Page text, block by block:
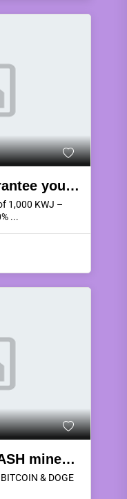
KWJ WORLD is guarantee you 100% full risk.
1,000 KWJ –
...
KWJ COIN & KWJ CASH miners rental deposits can be redeemed as KWJ COIN & KWJ CASH coins or redeemed for instant cash, which can be withdrawn every day. 5,10,15,20,25,30 of every month by using 20% ​​to join in the rental of mining machines of the company KWJ WORLD CO.,LTD. .To make profits every 5 days for a period of 6 months, with a 2.5% withdrawal fee every time, using the mining machine according to the package and receive the following benefits:
& DOGE